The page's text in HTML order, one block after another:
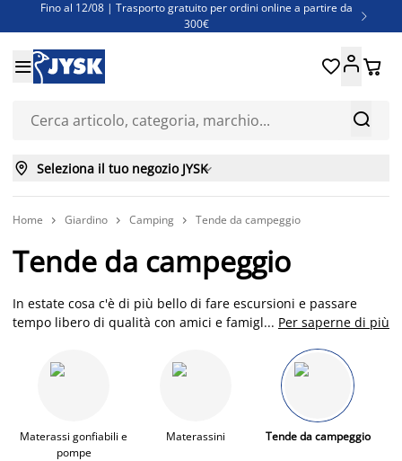
Fino al 12/08 | Trasporto gratuito per ordini online a partire da
300€

Super offerte d'estate | Oltre 1.500 articoli fino al 70%
Finanziamenti - Scegli il piano di rimborso più adatto a te


 
 Seleziona il tuo negozio JYSK
Home  Giardino  Camping  Tende da campeggio
Tende da campeggio
In estate cosa c'è di più bello di fare escursioni e passare
tempo libero di qualità con amici e famiglia? Scopri le tende
in montagna, al lago, al mare.. ogni meta sarà quella giusta!
Non perderti inoltre tanti altri accessori che potranno rendere
ancora più confortevole le tue attività all'aperto:
amache e
sacchi a pelo
tanti altri utili accessori.
... Per saperne di più
Materassi gonfiabili e
pompe
Materassini Tende da campeggio